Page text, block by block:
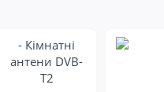
- Кімнатні
антени DVB-
T2